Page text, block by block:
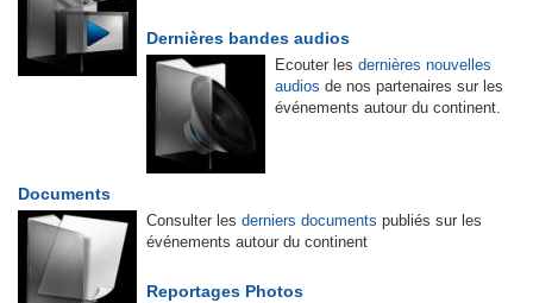
Dernières bandes audios
Ecouter les dernières nouvelles
audios de nos partenaires sur les
événements autour du continent.
Documents
Consulter les derniers documents publiés sur les
événements autour du continent
Reportages Photos